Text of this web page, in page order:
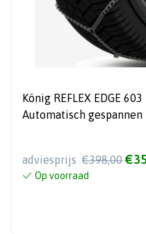
König REFLEX EDGE
Automatisch
adviesprijs €398,00
Op voorraad